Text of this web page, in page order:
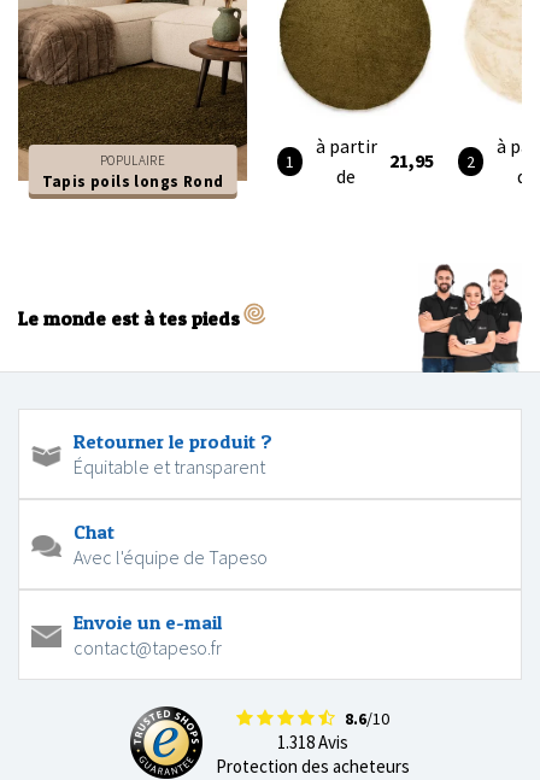
POPULAIRE
Tapis poils longs Rond
à partir
de
21,95
à
de
Le monde est à tes pieds
Retourner le produit ?
Équitable et transparent
Chat
Avec l'équipe de Tapeso
Envoie un e-mail
contact@tapeso.fr
8.6/10
1.318 Avis
Protection des acheteurs